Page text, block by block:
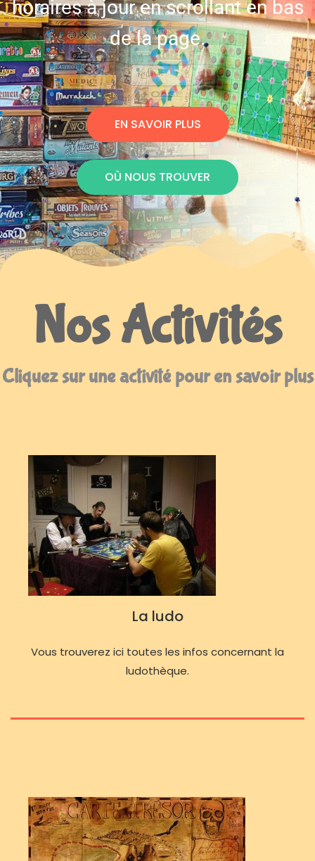
horaires à jour en scrollant en bas
de la page.
EN SAVOIR PLUS
OÙ NOUS TROUVER
Nos Activités
Cliquez sur une activité pour en savoir plus
La ludo
Vous trouverez ici toutes les infos concernant la
ludothèque.